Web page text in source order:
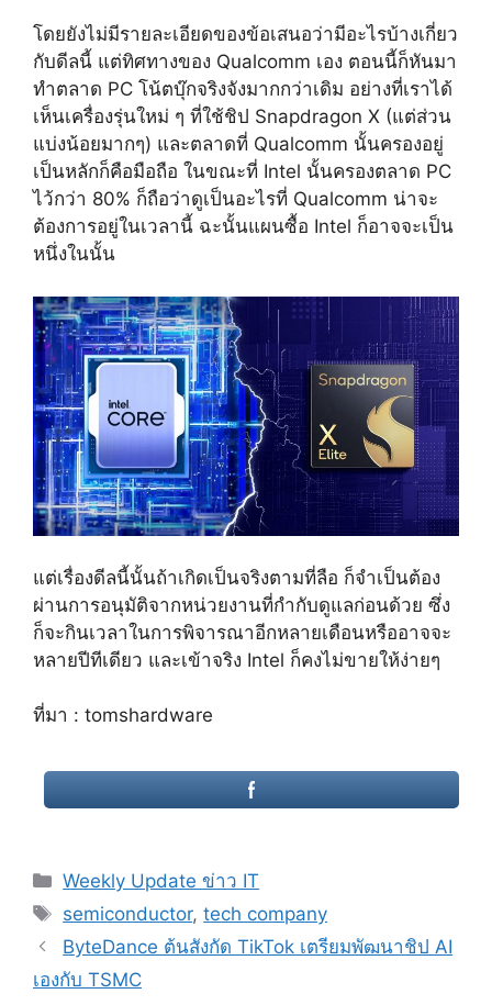
โดยยังไม่มีรายละเอียดของข้อเสนอว่ามีอะไรบ้างเกี่ยว
กับดีลนี้ แต่ทิศทางของ Qualcomm เอง ตอนนี้ก็หันมา
ทำตลาด PC โน้ตบุ๊กจริงจังมากกว่าเดิม อย่างที่เราได้
เห็นเครื่องรุ่นใหม่ ๆ ที่ใช้ชิป Snapdragon X (แต่ส่วน
แบ่งน้อยมากๆ) และตลาดที่ Qualcomm นั้นครองอยู่
เป็นหลักก็คือมือถือ ในขณะที่ Intel นั้นครองตลาด PC
ไว้กว่า 80% ก็ถือว่าดูเป็นอะไรที่ Qualcomm น่าจะ
ต้องการอยู่ในเวลานี้ ฉะนั้นแผนซื้อ Intel ก็อาจจะเป็น
หนึ่งในนั้น
แต่เรื่องดีลนี้นั้นถ้าเกิดเป็นจริงตามที่ลือ ก็จำเป็นต้อง
ผ่านการอนุมัติจากหน่วยงานที่กำกับดูแลก่อนด้วย ซึ่ง
ก็จะกินเวลาในการพิจารณาอีกหลายเดือนหรืออาจจะ
หลายปีทีเดียว และเข้าจริง Intel ก็คงไม่ขายให้ง่ายๆ
ที่มา : tomshardware
Categories
Weekly Update ข่าว IT
Tags
semiconductor,tech company
Post
navigation
ByteDance ต้นสังกัด TikTok เตรียมพัฒนาชิป AI
เองกับ TSMC